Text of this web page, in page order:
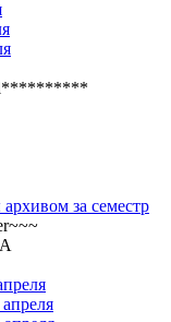
за семестр